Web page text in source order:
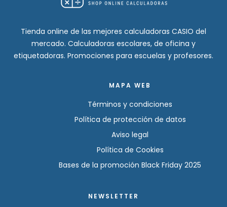
Tienda online de las mejores calculadoras CASIO del
mercado. Calculadoras escolares, de oficina y
etiquetadoras. Promociones para escuelas y profesores.
MAPA WEB
Términos y condiciones
Política de protección de datos
Aviso legal
Política de Cookies
Bases de la promoción Black Friday 2025
NEWSLETTER